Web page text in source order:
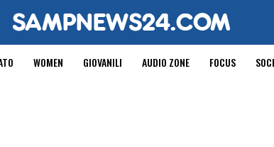
WOMEN GIOVANILI AUDIO ZONE FOCUS